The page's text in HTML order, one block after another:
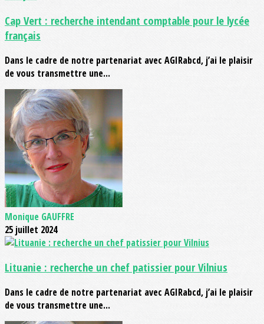
Cap Vert : recherche intendant comptable pour le lycée
français
Dans le cadre de notre partenariat avec AGIRabcd, j’ai le plaisir
de vous transmettre une...
Monique GAUFFRE
25 juillet 2024
Lituanie : recherche un chef patissier pour Vilnius
Dans le cadre de notre partenariat avec AGIRabcd, j’ai le plaisir
de vous transmettre une...